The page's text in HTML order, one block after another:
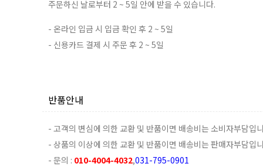
주문하신 날로부터 2 ~ 5일 안에 받을 수 있습니다.
- 온라인 입금 시 입금 확인 후 2 ~ 5일
- 신용카드 결제 시 주문 후 2 ~ 5일
반품안내
- 고객의 변심에 의한 교환 및 반품이면 배송비는 소비자부담입
- 상품의 이상에 의한 교환 및 반품이면 배송비는 판매자부담입
- 문의 : 010-4004-4032,031-795-0901